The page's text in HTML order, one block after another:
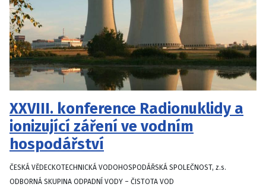
XXVIII. konference Radionuklidy a
ionizující záření ve vodním
hospodářství
ČESKÁ VĚDECKOTECHNICKÁ VODOHOSPODÁŘSKÁ SPOLEČNOST, z.s.
ODBORNÁ SKUPINA ODPADNÍ VODY – ČISTOTA VOD